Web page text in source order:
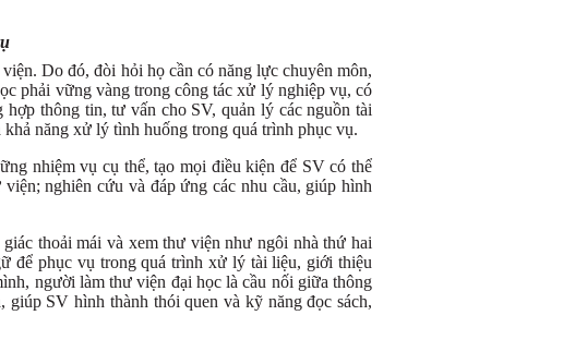
Do đó, đòi hỏi họ cần có năng lực chuyên môn,
phải vững vàng trong công tác xử lý nghiệp vụ, có
thông tin, tư vấn cho SV, quản lý các nguồn tài
năng xử lý tình huống trong quá trình phục vụ.
nhiệm vụ cụ thể, tạo mọi điều kiện để SV có thể
nghiên cứu và đáp ứng các nhu cầu, giúp hình
thoải mái và xem thư viện như ngôi nhà thứ hai
để phục vụ trong quá trình xử lý tài liệu, giới thiệu
người làm thư viện đại học là cầu nối giữa thông
SV hình thành thói quen và kỹ năng đọc sách,